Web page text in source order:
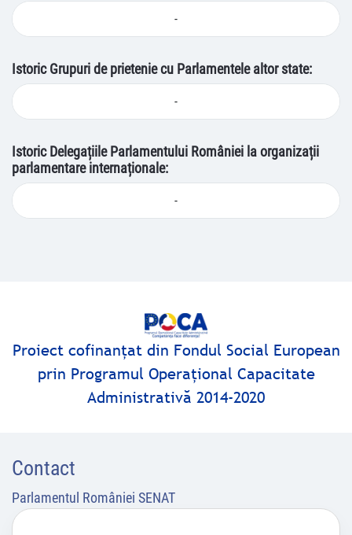
-
Istoric Grupuri de prietenie cu Parlamentele altor state:
-
Istoric Delegațiile Parlamentului României la organizații
parlamentare internaționale:
-
Proiect cofinanţat din Fondul Social European
prin Programul Operaţional Capacitate
Administrativă 2014-2020
Contact
Parlamentul României SENAT